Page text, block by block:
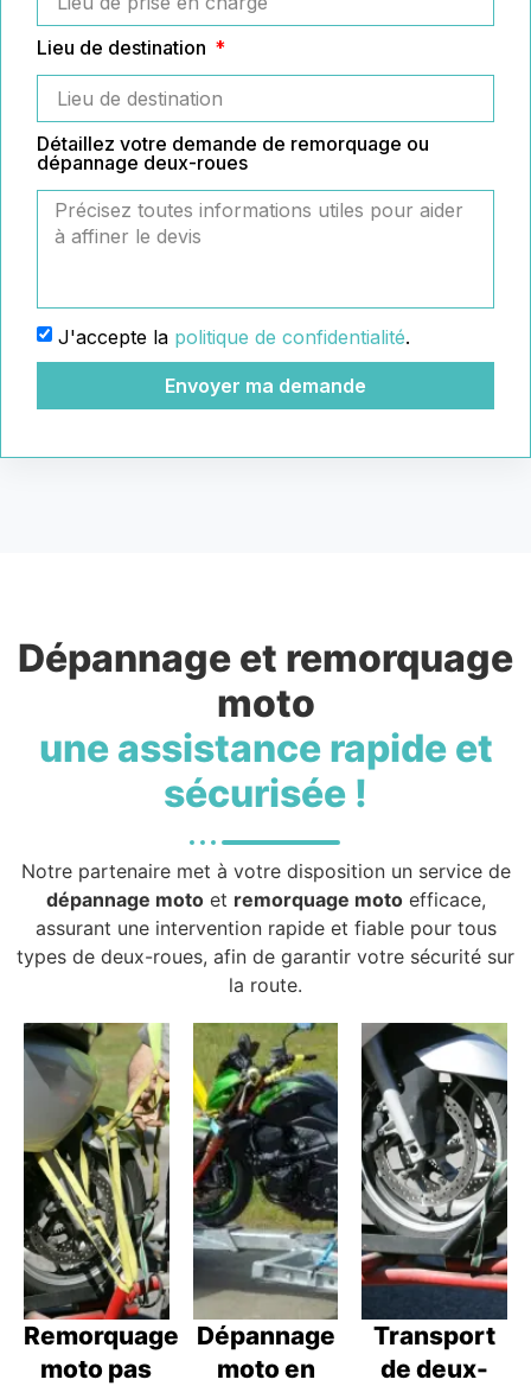
Lieu de destination
Détaillez votre demande de remorquage ou
dépannage deux-roues
J'accepte la politique de confidentialité.
Envoyer ma demande
Dépannage et remorquage
moto
une assistance rapide et
sécurisée !
Notre partenaire met à votre disposition un service de
dépannage motoet remorquage motoefficace,
assurant une intervention rapide et fiable pour tous
types de deux-roues, afin de garantir votre sécurité sur
la route.
Remorquage
moto pas
Dépannage
moto en
Transport
de deux-